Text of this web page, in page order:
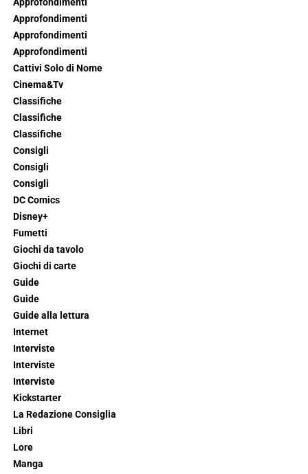
Approfondimenti
Approfondimenti
Approfondimenti
Approfondimenti
Cattivi Solo di Nome
Cinema&Tv
Classifiche
Classifiche
Classifiche
Consigli
Consigli
Consigli
DC Comics
Disney+
Fumetti
Giochi da tavolo
Giochi di carte
Guide
Guide
Guide alla lettura
Internet
Interviste
Interviste
Interviste
Kickstarter
La Redazione Consiglia
Libri
Lore
Manga